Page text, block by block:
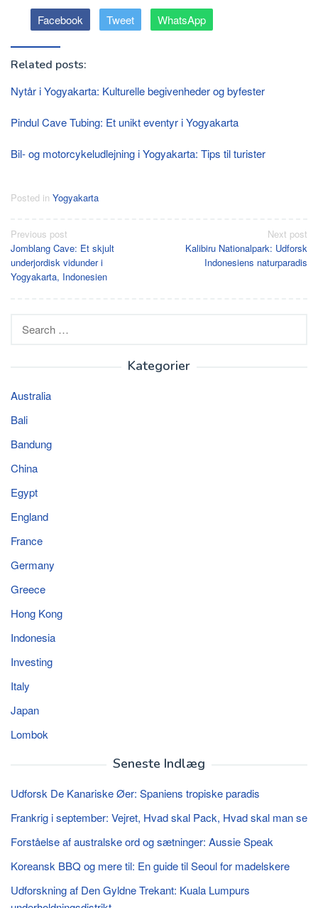
Facebook Tweet WhatsApp
Related posts:
Nytår i Yogyakarta: Kulturelle begivenheder og byfester
Pindul Cave Tubing: Et unikt eventyr i Yogyakarta
Bil- og motorcykeludlejning i Yogyakarta: Tips til turister
Posted in Yogyakarta
Post
navigation
Previous post
Jomblang Cave: Et skjult
underjordisk vidunder i
Yogyakarta, Indonesien
Next post
Kalibiru Nationalpark: Udforsk
Indonesiens naturparadis
Kategorier
Australia
Bali
Bandung
China
Egypt
England
France
Germany
Greece
Hong Kong
Indonesia
Investing
Italy
Japan
Lombok
Seneste Indlæg
Udforsk De Kanariske Øer: Spaniens tropiske paradis
Frankrig i september: Vejret, Hvad skal Pack, Hvad skal man se
Forståelse af australske ord og sætninger: Aussie Speak
Koreansk BBQ og mere til: En guide til Seoul for madelskere
Udforskning af Den Gyldne Trekant: Kuala Lumpurs